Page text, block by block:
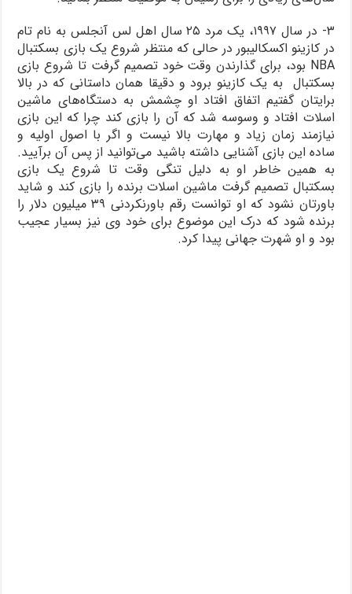
۳- در سال ۱۹۹۷، یک مرد ۲۵ سال اهل لس آنجلس به نام تام
در کازینو اکسکالیبور در حالی که منتظر شروع یک بازی بسکتبال
NBA بود، برای گذارندن وقت خود تصمیم گرفت تا شروع بازی
بسکتبال به یک کازینو برود و دقیقا همان داستانی که در بالا
برایتان گفتیم اتفاق افتاد او چشمش به دستگاه‌های ماشین
اسلات افتاد و وسوسه شد که آن را بازی کند چرا که این بازی
نیازمند زمان زیاد و مهارت بالا نیست و اگر با اصول اولیه و
ساده این بازی آشنایی داشته باشید می‌توانید از پس آن برآیید.
به همین خاطر او به دلیل تنگی وقت تا شروع یک بازی
بسکتبال تصمیم گرفت ماشین اسلات برنده را بازی کند و شاید
باورتان نشود که او توانست رقم باورنکردنی ۳۹ میلیون دلار را
برنده شود که درک این موضوع برای خود وی نیز بسیار عجیب
بود و او شهرت جهانی پیدا کرد.